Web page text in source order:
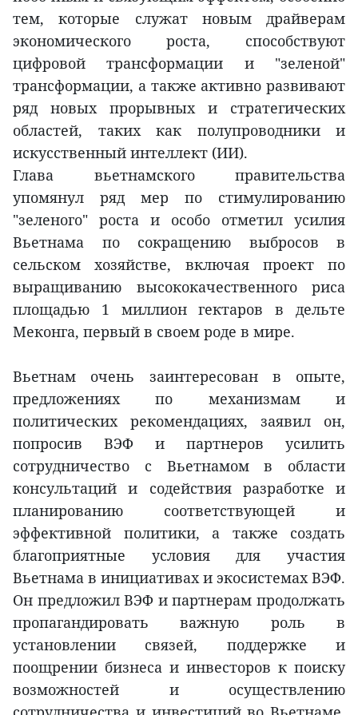
тем, которые служат новым драйверам
экономического роста, способствуют
цифровой трансформации и "зеленой"
трансформации, а также активно развивают
ряд новых прорывных и стратегических
областей, таких как полупроводники и
искусственный интеллект (ИИ).
Глава вьетнамского правительства
упомянул ряд мер по стимулированию
"зеленого" роста и особо отметил усилия
Вьетнама по сокращению выбросов в
сельском хозяйстве, включая проект по
выращиванию высококачественного риса
площадью 1 миллион гектаров в дельте
Меконга, первый в своем роде в мире.
Вьетнам очень заинтересован в опыте,
предложениях по механизмам и
политических рекомендациях, заявил он,
попросив ВЭФ и партнеров усилить
сотрудничество с Вьетнамом в области
консультаций и содействия разработке и
планированию соответствующей и
эффективной политики, а также создать
благоприятные условия для участия
Вьетнама в инициативах и экосистемах ВЭФ.
Он предложил ВЭФ и партнерам продолжать
пропагандировать важную роль в
установлении связей, поддержке и
поощрении бизнеса и инвесторов к поиску
возможностей и осуществлению